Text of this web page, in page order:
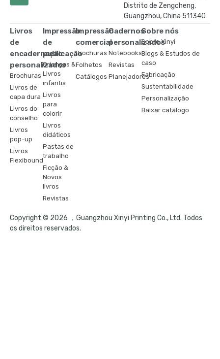
Distrito de Zengcheng,
Guangzhou, China 511340
Livros
de
encadernação
personalizados
Brochuras
Livros de
capa dura
Livros do
conselho
Livros
pop-up
Livros
Flexibound
Impressão
de
publicação
Crianças &
Livros
infantis
Livros
para
colorir
Livros
didáticos
Pastas de
trabalho
Ficção &
Novos
livros
Revistas
Impressão
comercial
Brochuras
Folhetos
Catálogos
Cadernos
personalizados
Notebooks
Revistas
Planejadores
Sobre nós
Sobre Xinyi
Blogs & Estudos de
caso
Fabricação
Sustentabilidade
Personalização
Baixar catálogo
Copyright © 2026 ，Guangzhou Xinyi Printing Co., Ltd. Todos
os direitos reservados.